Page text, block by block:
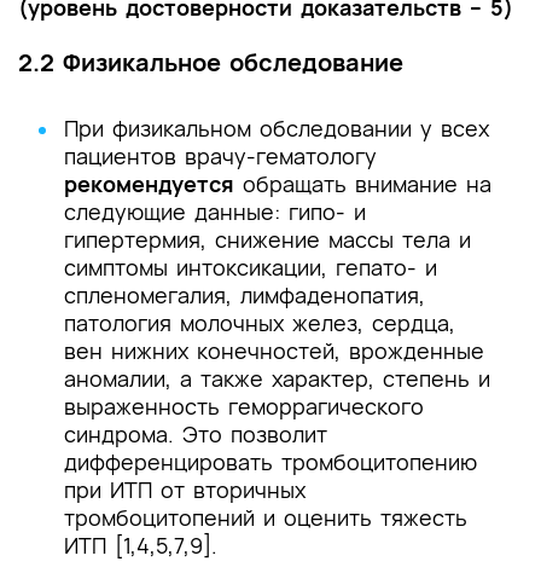
(уровень достоверности доказательств – 5)
2.2 Физикальное обследование
При физикальном обследовании у всех
пациентов врачу-гематологу
рекомендуется обращать внимание на
следующие данные: гипо- и
гипертермия, снижение массы тела и
симптомы интоксикации, гепато- и
спленомегалия, лимфаденопатия,
патология молочных желез, сердца,
вен нижних конечностей, врожденные
аномалии, а также характер, степень и
выраженность геморрагического
синдрома. Это позволит
дифференцировать тромбоцитопению
при ИТП от вторичных
тромбоцитопений и оценить тяжесть
ИТП [1,4,5,7,9].